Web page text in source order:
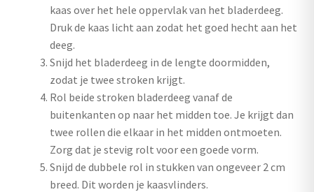
kaas over het hele oppervlak van het bladerdeeg.
Druk de kaas licht aan zodat het goed hecht aan het
deeg.
Snijd het bladerdeeg in de lengte doormidden,
zodat je twee stroken krijgt.
Rol beide stroken bladerdeeg vanaf de
buitenkanten op naar het midden toe. Je krijgt dan
twee rollen die elkaar in het midden ontmoeten.
Zorg dat je stevig rolt voor een goede vorm.
Snijd de dubbele rol in stukken van ongeveer 2 cm
breed. Dit worden je kaasvlinders.